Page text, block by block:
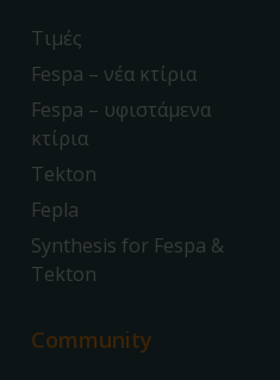
Τιμές
Fespa – νέα κτίρια
Fespa – υφιστάμενα
κτίρια
Tekton
Fepla
Synthesis for Fespa &
Tekton
Community